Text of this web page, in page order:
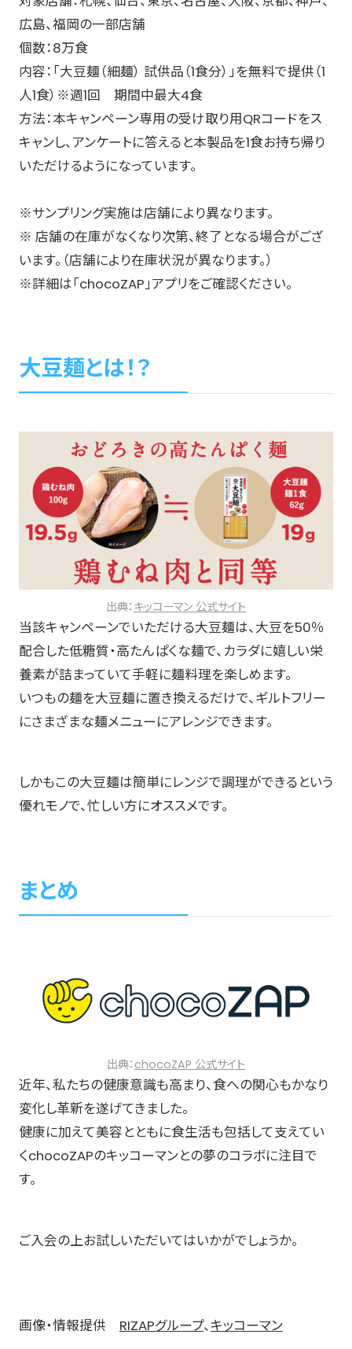
広島、福岡の一部店舗
個数：8万食
内容：「大豆麺（細麺） 試供品（1食分）」を無料で提供（1
人1食）※週1回 期間中最大4食
方法：本キャンペーン専用の受け取り用QRコードをス
キャンし、アンケートに答えると本製品を1食お持ち帰り
いただけるようになっています。
※サンプリング実施は店舗により異なります。
※ 店舗の在庫がなくなり次第、終了となる場合がござ
います。（店舗により在庫状況が異なります。）
※詳細は「chocoZAP」アプリをご確認ください。
大豆麺とは！？
出典： キッコーマン 公式サイト
当該キャンペーンでいただける大豆麺は、大豆を50％
配合した低糖質・高たんぱくな麺で、カラダに嬉しい栄
養素が詰まっていて手軽に麺料理を楽しめます。
いつもの麺を大豆麺に置き換えるだけで、ギルトフリー
にさまざまな麺メニューにアレンジできます。
しかもこの大豆麺は簡単にレンジで調理ができるという
優れモノで、忙しい方にオススメです。
まとめ
出典： chocoZAP 公式サイト
近年、私たちの健康意識も高まり、食への関心もかなり
変化し革新を遂げてきました。
健康に加えて美容とともに食生活も包括して支えてい
くchocoZAPのキッコーマンとの夢のコラボに注目で
す。
ご入会の上お試しいただいてはいかがでしょうか。
画像・情報提供 RIZAPグループ、キッコーマン